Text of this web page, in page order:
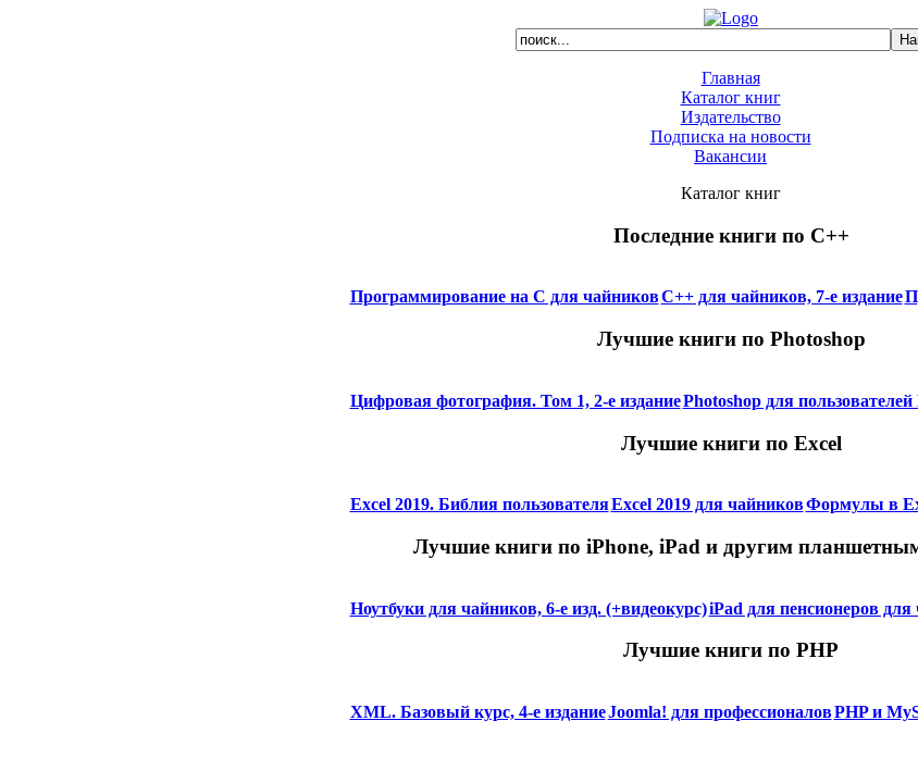
Главная
Каталог книг
Издательство
Подписка на новости
Вакансии
Каталог книг
Последние книги по C++
Программирование на C для чайниковC++ для чайников, 7-е издание
Лучшие книги по Photoshop
Цифровая фотография. Том 1, 2-е изданиеPhotoshop для
Лучшие книги по Excel
Excel 2019. Библия пользователяExcel 2019 для чайниковФормулы в
Лучшие книги по iPhone, iPad и другим
Ноутбуки для чайников, 6-е изд. (+видеокурс)iPad для пенсионеров для
Лучшие книги по PHP
XML. Базовый курс, 4-е изданиеJoomla! для профессионаловPHP и